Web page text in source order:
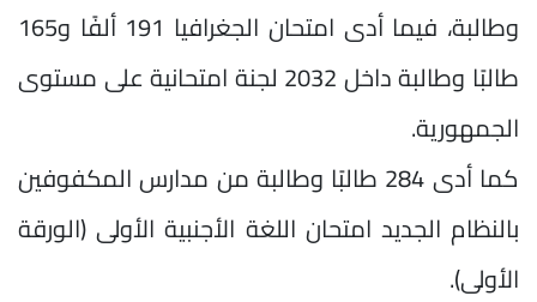
وطالبة، فيما أدى امتحان الجغرافيا 191 ألفًا و165
طالبًا وطالبة داخل 2032 لجنة امتحانية على مستوى
الجمهورية.
كما أدى 284 طالبًا وطالبة من مدارس المكفوفين
بالنظام الجديد امتحان اللغة الأجنبية الأولى (الورقة
الأولى).